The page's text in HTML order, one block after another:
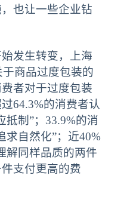
也让一些企业钻
发生转变，上海
商品过度包装的
者对于过度包装
64.3%的消费者认
抵制”；33.9%的消
求自然化”；近40%
解同样品质的两件
支付更高的费